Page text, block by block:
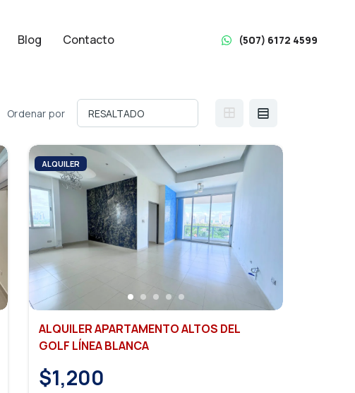
Blog Contacto (507) 6172 4599
Ordenar por
ALQUILER
ALQUILER APARTAMENTO ALTOS DEL
GOLF LÍNEA BLANCA
$1,200